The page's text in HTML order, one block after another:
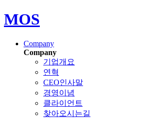
MOS
Company
Company
기업개요
연혁
CEO인사말
경영이념
클라이언트
찾아오시는길